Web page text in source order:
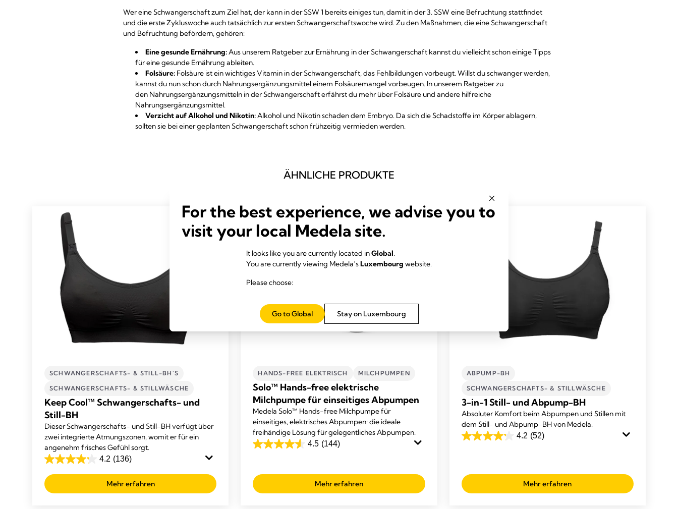
Wer eine Schwangerschaft zum Ziel hat, der kann in der SSW 1 bereits einiges tun, damit in der 3. SSW eine Befruchtung stattfindet
und die erste Zykluswoche auch tatsächlich zur ersten Schwangerschaftswoche wird. Zu den Maßnahmen, die eine Schwangerschaft
und Befruchtung befördern, gehören:
Eine gesunde Ernährung:Aus unserem Ratgeber zurErnährung in der Schwangerschaft kannst du vielleicht schon einige Tipps
für eine gesunde Ernährung ableiten.
Folsäure: Folsäure ist ein wichtiges Vitamin in der Schwangerschaft, das Fehlbildungen vorbeugt. Willst du schwanger werden,
kannst du nun schon durch Nahrungsergänzungsmittel einem Folsäuremangel vorbeugen. In unserem Ratgeber zu
den Nahrungsergänzungsmitteln in der Schwangerschaft erfährst du mehr über Folsäure und andere hilfreiche
Nahrungsergänzungsmittel.
Verzicht auf Alkohol und Nikotin:Alkohol und Nikotin schaden dem Embryo. Da sich die Schadstoffe im Körper ablagern,
sollten sie bei einer geplanten Schwangerschaft schon frühzeitig vermieden werden.
ÄHNLICHE PRODUKTE
SCHWANGERSCHAFTS- & STILL-BH'S
SCHWANGERSCHAFTS- & STILLWÄSCHE
Keep Cool™ Schwangerschafts- und
Still-BH
Dieser Schwangerschafts- und Still-BH verfügt über
zwei integrierte Atmungszonen, womit er für ein
angenehm frisches Gefühl sorgt.
4.2 (136)
4.2
out
of
Mehr erfahren
HANDS-FREE ELEKTRISCH MILCHPUMPEN
Solo™ Hands-free elektrische
Milchpumpe für einseitiges Abpumpen
Medela Solo™ Hands-free Milchpumpe für
einseitiges, elektrisches Abpumpen: die ideale
freihändige Lösung für gelegentliches Abpumpen.
4.5 (144)
4.5
of
5
Mehr erfahren
ABPUMP-BH
SCHWANGERSCHAFTS- & STILLWÄSCHE
3-in-1 Still- und Abpump-BH
Absoluter Komfort beim Abpumpen und Stillen mit
dem Still- und Abpump-BH von Medela.
4.2 (52)
4.2
5
stars.
Mehr erfahren
For the best experience, we advise you to
visit your local Medela site.
It looks like you are currently located inGlobal.
You are currently viewing Medela’sLuxembourg website.
Please choose:
Stay on Luxembourg
Go to Global